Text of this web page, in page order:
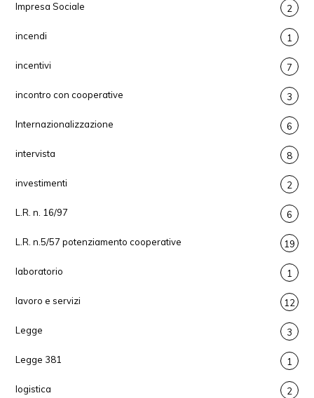
Impresa Sociale 2
incendi 1
incentivi 7
incontro con cooperative 3
Internazionalizzazione 6
intervista 8
investimenti 2
L.R. n. 16/97 6
L.R. n.5/57 potenziamento cooperative 19
laboratorio 1
lavoro e servizi 12
Legge 3
Legge 381 1
logistica 2